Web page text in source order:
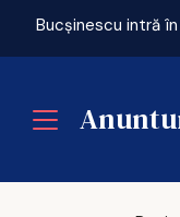
Bucșinescu intră